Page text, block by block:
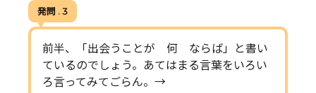
発問 . 3
前半、「出会うことが 何 ならば」と書い
ているのでしょう。あてはまる言葉をいろい
ろ言ってみてごらん。→